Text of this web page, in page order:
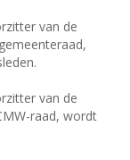
van de
van de
raad, wordt